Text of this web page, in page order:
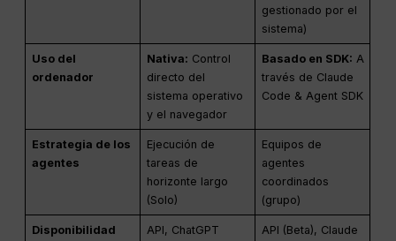
gestionado por el
sistema)
Uso del
ordenador
Nativa: Control
directo del
sistema operativo
y el navegador
Basado en SDK: A
través de Claude
Code & Agent SDK
Estrategia de los
agentes
Ejecución de
tareas de
horizonte largo
(Solo)
Equipos de
agentes
coordinados
(grupo)
Disponibilidad
API, ChatGPT
API (Beta), Claude